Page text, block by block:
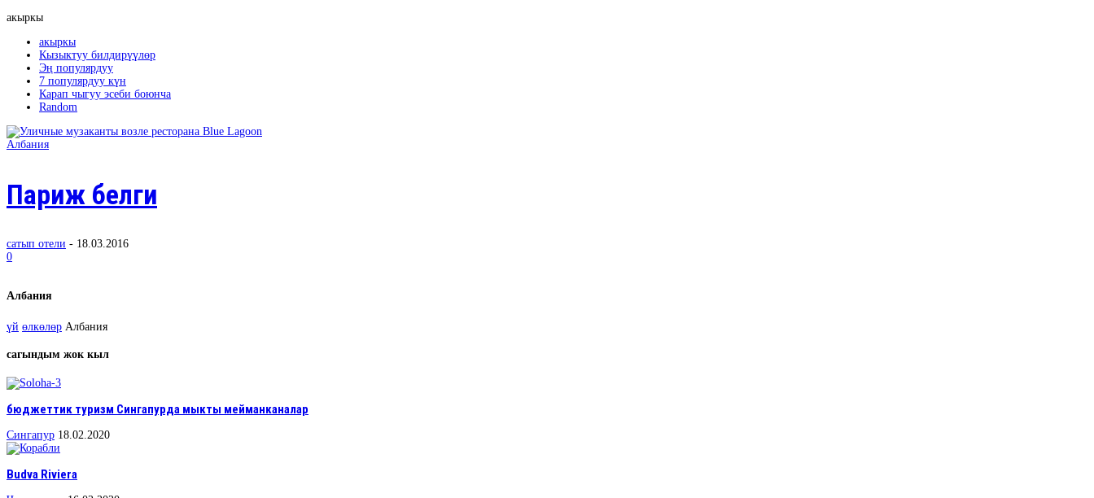
акыркы
акыркы
Кызыктуу билдирүүлөр
Эң популярдуу
7 популярдуу күн
Карап чыгуу эсеби боюнча
Random
Албания
Париж белги
сатып отели - 18.03.2016
0
Албания
үй өлкөлөр Албания
сагындым жок кыл
бюджеттик туризм Сингапурда мыкты мейманканалар
Сингапур 18.02.2020
Budva Riviera